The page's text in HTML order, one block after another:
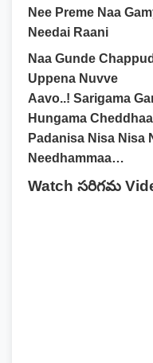
Nee Preme Naa
Needai Raani
Naa Gunde
Uppena Nuvve
Aavo..! Sarigama
Hungama
Padanisa Nisa
Needhammaa…
Watch సరిగమ